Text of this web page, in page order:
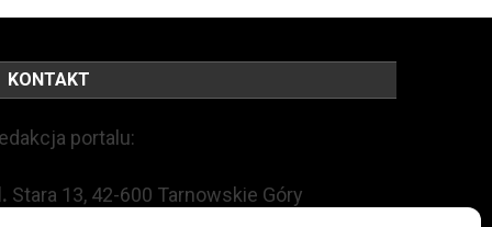
KONTAKT
portalu:
Stara 13, 42-600 Tarnowskie Góry